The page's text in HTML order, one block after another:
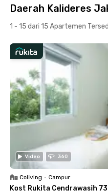
Daerah Kalideres
1 - 15 dari 15 Apartemen
Video 360
Coliving • Campur
Kost Rukita Cendrawasih